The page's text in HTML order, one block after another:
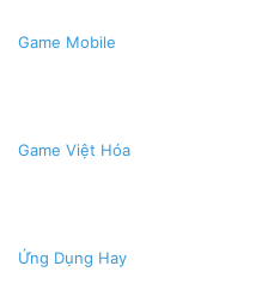
Game Mobile
Game Việt Hóa
Ứng Dụng Hay